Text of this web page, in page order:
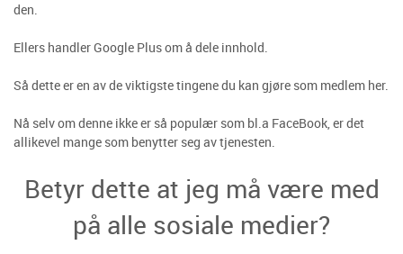
den.
Ellers handler Google Plus om å dele innhold.
Så dette er en av de viktigste tingene du kan gjøre som medlem her.
Nå selv om denne ikke er så populær som bl.a FaceBook, er det
allikevel mange som benytter seg av tjenesten.
Betyr dette at jeg må være med
på alle sosiale medier?